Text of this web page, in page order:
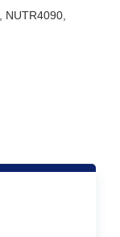
NUTR4090